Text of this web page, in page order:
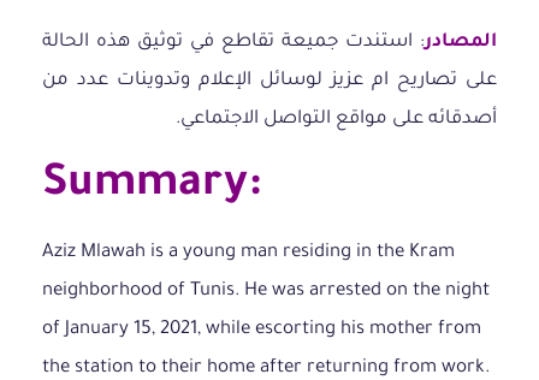
المصادر: استندت جميعة تقاطع في توثيق هذه الحالة
على تصاريح ام عزيز لوسائل الإعلام وتدوينات عدد من
أصدقائه على مواقع التواصل الاجتماعي.
Summary:
Aziz Mlawah is a young man residing in the Kram
neighborhood of Tunis. He was arrested on the night
of January 15, 2021, while escorting his mother from
the station to their home after returning from work.